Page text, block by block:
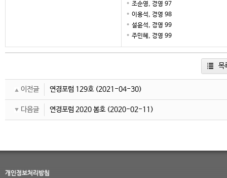
조순영, 경영 97
이용석, 경영 98
설윤석, 경영 99
주민혜, 경영 99
목
이전글 연경포럼 129호(2021-04-30)
다음글 연경포럼 2020 봄호(2020-02-11)
개인정보처리방침